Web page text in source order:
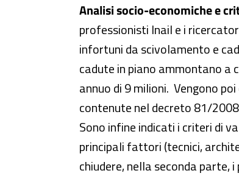
Analisi socio-economiche e
professionisti Inail e i
infortuni da scivolamento e
cadute in piano ammontano a
annuo di 9 milioni. Vengono
contenute nel decreto 81/
Sono infine indicati i criteri di
principali fattori (tecnici,
chiudere, nella seconda